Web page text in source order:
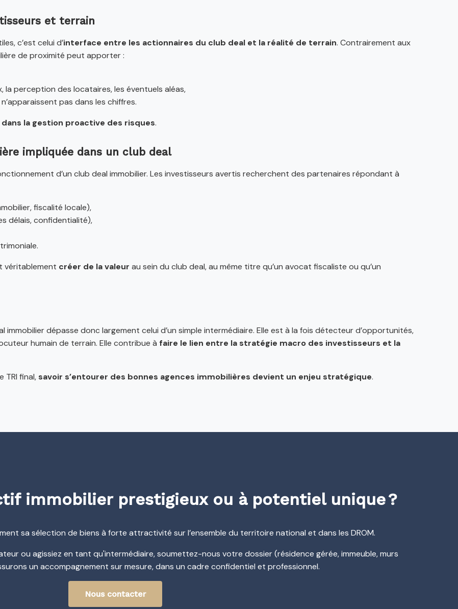
et terrain
c’est celui d’interface entre les actionnaires du club deal et la réalité de terrain. Contrairement aux
de proximité peut apporter :
perception des locataires, les éventuels aléas,
pas dans les chiffres.
la gestion proactive des risques.
impliquée dans un club deal
d’un club deal immobilier. Les investisseurs avertis recherchent des partenaires répondant à
fiscalité locale),
délais, confidentialité),
véritablement créer de la valeur au sein du club deal, au même titre qu’un avocat fiscaliste ou qu’un
immobilier dépasse donc largement celui d’un simple intermédiaire. Elle est à la fois détecteur d’opportunités,
humain de terrain. Elle contribue à faire le lien entre la stratégie macro des investisseurs et la
TRI final, savoir s’entourer des bonnes agences immobilières devient un enjeu stratégique.
immobilier prestigieux ou à potentiel unique ?
sa sélection de biens à forte attractivité sur l’ensemble du territoire national et dans les DROM.
ou agissiez en tant qu'intermédiaire, soumettez-nous votre dossier (résidence gérée, immeuble, murs
un accompagnement sur mesure, dans un cadre confidentiel et professionnel.
Nous contacter